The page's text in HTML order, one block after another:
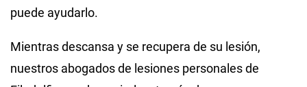
puede ayudarlo.
Mientras descansa y se recupera de su lesión,
nuestros abogados de lesiones personales de